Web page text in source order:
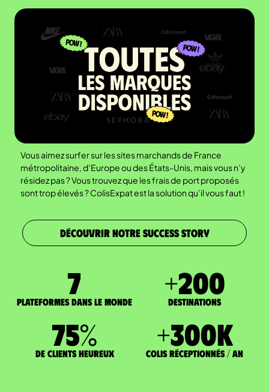
Vous aimez surfer sur les sites marchands de France
métropolitaine, d’Europe ou des États-Unis, mais vous n’y
résidez pas ? Vous trouvez que les frais de port proposés
sont trop élevés ? ColisExpat est la solution qu’il vous faut !
DÉCOUVRIR NOTRE SUCCESS STORY
7
Plateformes dans le monde
+200
DESTINATIONS
75%
de clients heureux
+300K
Colis réceptionnés / an